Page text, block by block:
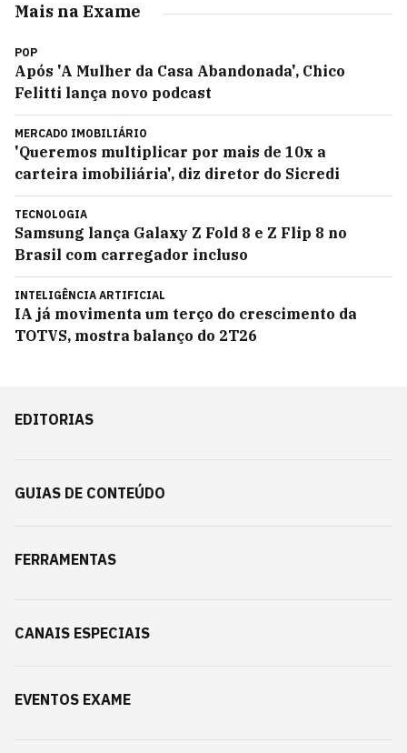
Mais na Exame
POP
Após 'A Mulher da Casa Abandonada', Chico
Felitti lança novo podcast
MERCADO IMOBILIÁRIO
'Queremos multiplicar por mais de 10x a
carteira imobiliária', diz diretor do Sicredi
TECNOLOGIA
Samsung lança Galaxy Z Fold 8 e Z Flip 8 no
Brasil com carregador incluso
INTELIGÊNCIA ARTIFICIAL
IA já movimenta um terço do crescimento da
TOTVS, mostra balanço do 2T26
EDITORIAS
GUIAS DE CONTEÚDO
FERRAMENTAS
CANAIS ESPECIAIS
EVENTOS EXAME